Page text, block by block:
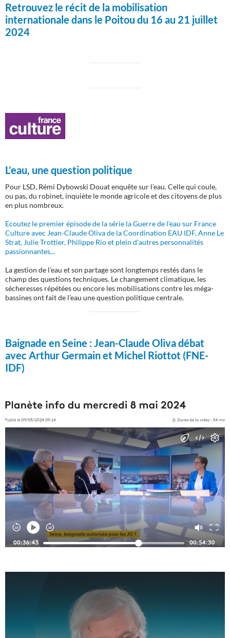
Retrouvez le récit de la mobilisation
internationale dans le Poitou du 16 au 21 juillet
2024
L’eau, une question politique
Pour LSD, Rémi Dybowski Douat enquête sur l’eau. Celle qui coule,
ou pas, du robinet, inquiète le monde agricole et des citoyens de plus
en plus nombreux.
Ecoutez le premier épisode de la série la Guerre de l'eau sur France
Culture avec Jean-Claude Oliva de la Coordination EAU IDF, Anne Le
Strat, Julie Trottier, Philippe Rio et plein d'autres personnalités
passionnantes...
La gestion de l’eau et son partage sont longtemps restés dans le
champ des questions techniques. Le changement climatique, les
sécheresses répétées ou encore les mobilisations contre les méga-
bassines ont fait de l’eau une question politique centrale.
Baignade en Seine :Jean-Claude Oliva débat
avec Arthur Germain et Michel Riottot (FNE-
IDF)